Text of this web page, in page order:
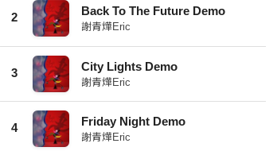
2 Back To The Future Demo
謝青燁Eric
3 City Lights Demo
謝青燁Eric
4 Friday Night Demo
謝青燁Eric